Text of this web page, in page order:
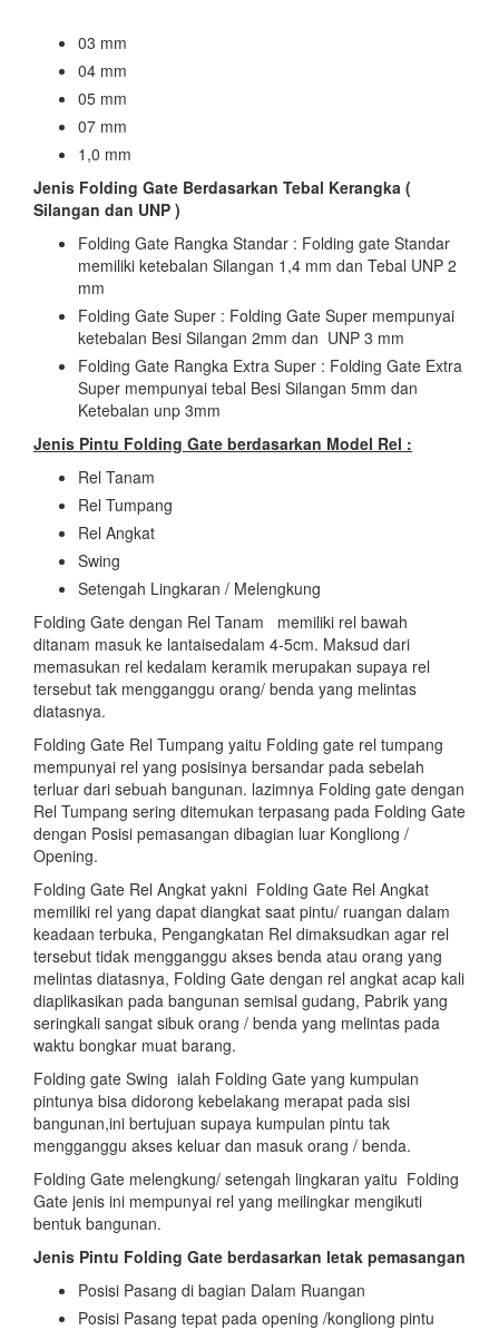
03 mm
04 mm
05 mm
07 mm
1,0 mm
Jenis Folding Gate Berdasarkan Tebal Kerangka (
Silangan dan UNP )
Folding Gate Rangka Standar : Folding gate Standar
memiliki ketebalan Silangan 1,4 mm dan Tebal UNP 2
mm
Folding Gate Super : Folding Gate Super mempunyai
ketebalan Besi Silangan 2mm dan UNP 3 mm
Folding Gate Rangka Extra Super : Folding Gate Extra
Super mempunyai tebal Besi Silangan 5mm dan
Ketebalan unp 3mm
Jenis Pintu Folding Gate berdasarkan Model Rel :
Rel Tanam
Rel Tumpang
Rel Angkat
Swing
Setengah Lingkaran / Melengkung
Folding Gate dengan Rel Tanam memiliki rel bawah
ditanam masuk ke lantaisedalam 4-5cm. Maksud dari
memasukan rel kedalam keramik merupakan supaya rel
tersebut tak mengganggu orang/ benda yang melintas
diatasnya.
Folding Gate Rel Tumpang yaitu Folding gate rel tumpang
mempunyai rel yang posisinya bersandar pada sebelah
terluar dari sebuah bangunan. lazimnya Folding gate dengan
Rel Tumpang sering ditemukan terpasang pada Folding Gate
dengan Posisi pemasangan dibagian luar Kongliong /
Opening.
Folding Gate Rel Angkat yakni Folding Gate Rel Angkat
memiliki rel yang dapat diangkat saat pintu/ ruangan dalam
keadaan terbuka, Pengangkatan Rel dimaksudkan agar rel
tersebut tidak mengganggu akses benda atau orang yang
melintas diatasnya, Folding Gate dengan rel angkat acap kali
diaplikasikan pada bangunan semisal gudang, Pabrik yang
seringkali sangat sibuk orang / benda yang melintas pada
waktu bongkar muat barang.
Folding gate Swing ialah Folding Gate yang kumpulan
pintunya bisa didorong kebelakang merapat pada sisi
bangunan,ini bertujuan supaya kumpulan pintu tak
mengganggu akses keluar dan masuk orang / benda.
Folding Gate melengkung/ setengah lingkaran yaitu Folding
Gate jenis ini mempunyai rel yang meilingkar mengikuti
bentuk bangunan.
Jenis Pintu Folding Gate berdasarkan letak pemasangan
Posisi Pasang di bagian Dalam Ruangan
Posisi Pasang tepat pada opening /kongliong pintu